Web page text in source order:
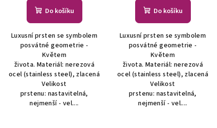
Do košíku
Luxusní prsten se symbolem
posvátné geometrie -
Květem
života. Materiál: nerezová
ocel (stainless steel), zlacená
Velikost
prstenu: nastavitelná,
nejmenší - vel....
Do košíku
Luxusní prsten se symbolem
posvátné geometrie -
Květem
života. Materiál: nerezová
ocel (stainless steel), zlacená
Velikost
prstenu: nastavitelná,
nejmenší - vel....